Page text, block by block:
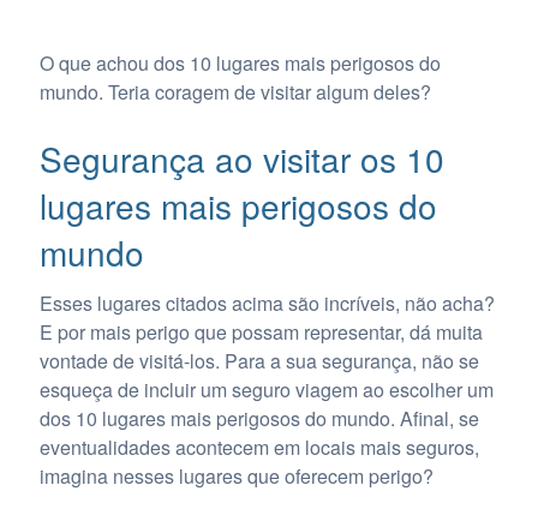
O que achou dos 10 lugares mais perigosos do
mundo. Teria coragem de visitar algum deles?
Segurança ao visitar os 10
lugares mais perigosos do
mundo
Esses lugares citados acima são incríveis, não acha?
E por mais perigo que possam representar, dá muita
vontade de visitá-los. Para a sua segurança, não se
esqueça de incluir um seguro viagem ao escolher um
dos 10 lugares mais perigosos do mundo. Afinal, se
eventualidades acontecem em locais mais seguros,
imagina nesses lugares que oferecem perigo?